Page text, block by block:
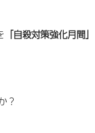
「自殺対策強化月間」
？